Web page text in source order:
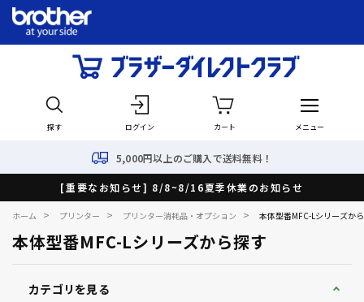
探す ログイン カート メニュー
5,000円以上のご購入で送料無料！
[重要なお知らせ] 8/8~8/16夏季休業のお知らせ
ホーム > プリンター > プリンター消耗品・オプション > 本体型番MFC-Lシリーズか
本体型番MFC-Lシリーズから探す
カテゴリを見る